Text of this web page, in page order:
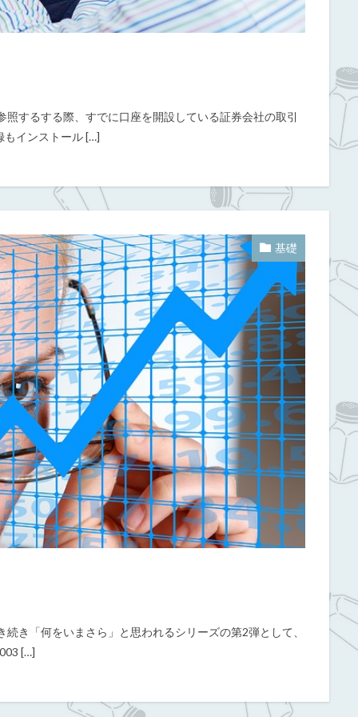
するする際、すでに口座を開設している証券会社の取引
もインストール […]
基礎
き「何をいまさら」と思われるシリーズの第2弾として、
[…]